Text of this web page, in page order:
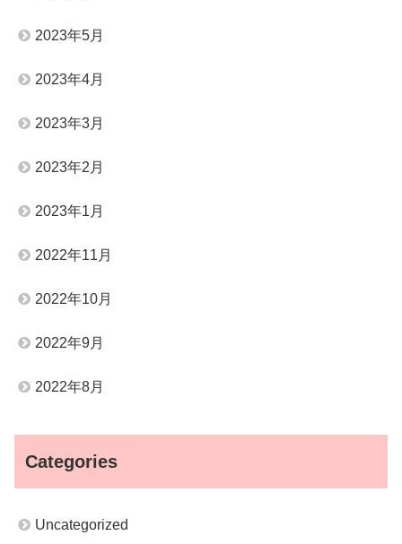
2023年5月
2023年4月
2023年3月
2023年2月
2023年1月
2022年11月
2022年10月
2022年9月
2022年8月
Categories
Uncategorized